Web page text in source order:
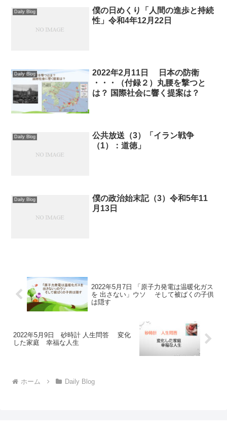
Daily Blog
僕の日めくり「人間の進歩と持続
性」令和4年12月22日
Daily Blog
2022年2月11日 日本の防衛
・・・（付録２）丸腰を撃つと
は？ 国際社会に響く提案は？
Daily Blog
公共放送（3）「イラン戦争
（1）：道徳」
Daily Blog
僕の政治始末記（3）令和5年11
月13日
2022年5月7日 「原子力発電は温暖化ガス
を 出さない」ウソ そして被ばくの子供
は隠す
2022年5月9日 砂時計 人生問答 変化
した家庭 幸福な人生
ホーム Daily Blog